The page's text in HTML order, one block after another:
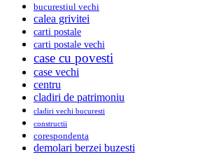
bucurestiul vechi
calea grivitei
carti postale
carti postale vechi
case cu povesti
case vechi
centru
cladiri de patrimoniu
cladiri vechi bucuresti
constructii
corespondenta
demolari berzei buzesti